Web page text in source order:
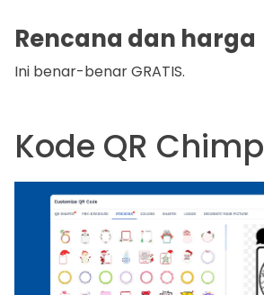
Rencana dan harga
Ini benar-benar GRATIS.
Kode QR Chimp